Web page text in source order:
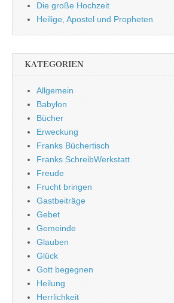
Die große Hochzeit
Heilige, Apostel und Propheten
KATEGORIEN
Allgemein
Babylon
Bücher
Erweckung
Franks Büchertisch
Franks SchreibWerkstatt
Freude
Frucht bringen
Gastbeiträge
Gebet
Gemeinde
Glauben
Glück
Gott begegnen
Heilung
Herrlichkeit